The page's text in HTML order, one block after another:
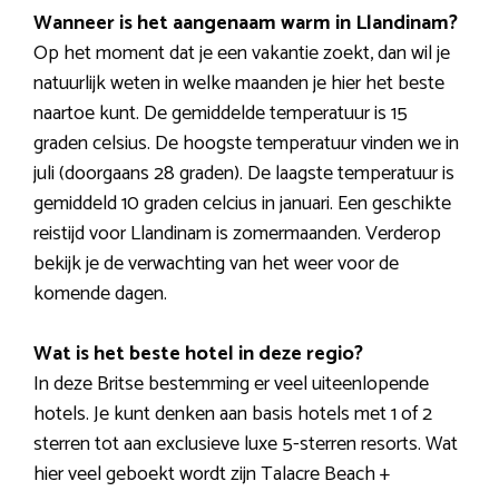
Wanneer is het aangenaam warm in Llandinam?
Op het moment dat je een vakantie zoekt, dan wil je
natuurlijk weten in welke maanden je hier het beste
naartoe kunt. De gemiddelde temperatuur is 15
graden celsius. De hoogste temperatuur vinden we in
juli (doorgaans 28 graden). De laagste temperatuur is
gemiddeld 10 graden celcius in januari. Een geschikte
reistijd voor Llandinam is zomermaanden. Verderop
bekijk je de verwachting van het weer voor de
komende dagen.
Wat is het beste hotel in deze regio?
In deze Britse bestemming er veel uiteenlopende
hotels. Je kunt denken aan basis hotels met 1 of 2
sterren tot aan exclusieve luxe 5-sterren resorts. Wat
hier veel geboekt wordt zijn Talacre Beach +